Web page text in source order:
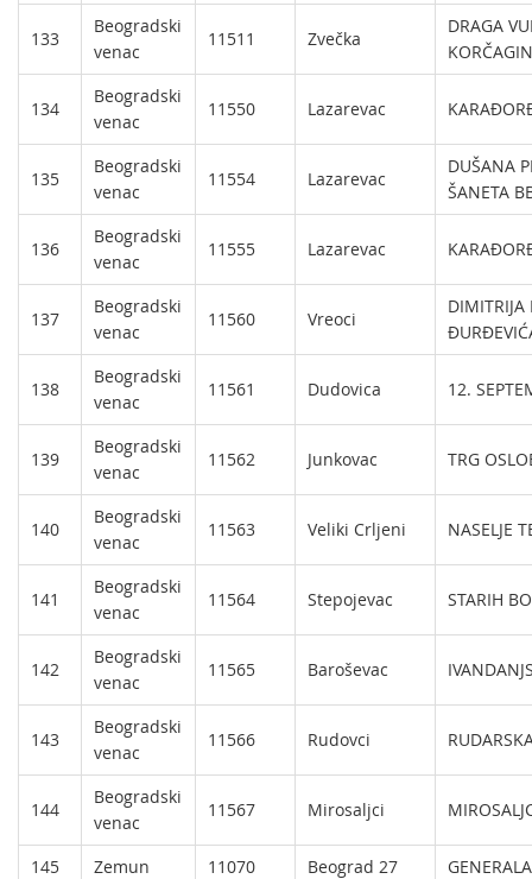
133
Beogradski
venac
11511 Zvečka
DRAGA
134
Beogradski
venac
11550 Lazarevac
135
Beogradski
venac
11554 Lazarevac
DUŠANA
ŠANETA
136
Beogradski
venac
11555 Lazarevac
137
Beogradski
venac
11560 Vreoci
DIMITRIJA
138
Beogradski
venac
11561 Dudovica 12.
139
Beogradski
venac
11562 Junkovac TRG
140
Beogradski
venac
11563 Veliki Crljeni NASELJE
141
Beogradski
venac
11564 Stepojevac STARIH
142
Beogradski
venac
11565 Baroševac
143
Beogradski
venac
11566 Rudovci
144
Beogradski
venac
11567 Mirosaljci
145 Zemun 11070 Beograd 27